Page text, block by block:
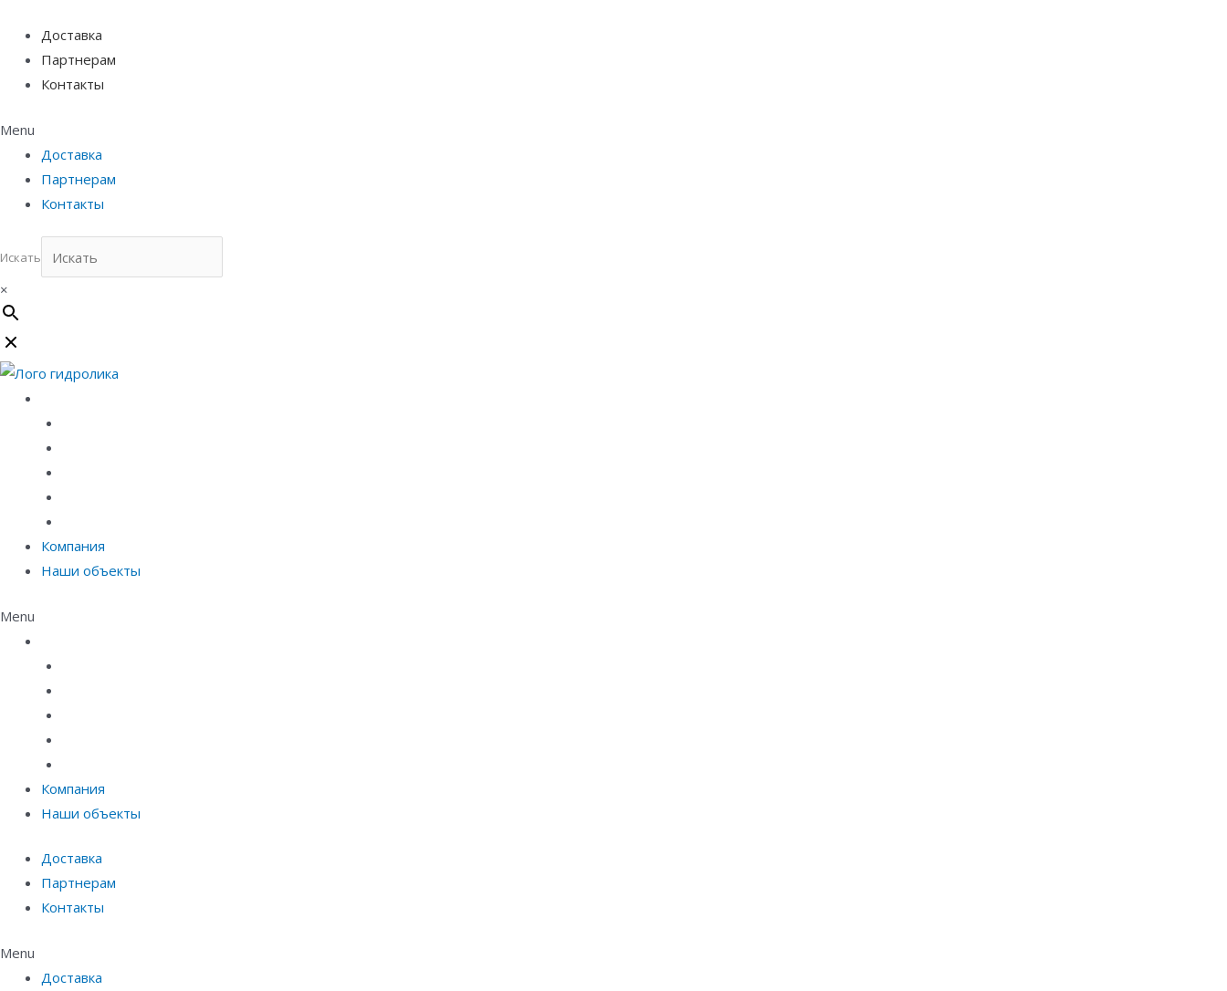
Доставка
Партнерам
Контакты
Menu
Доставка
Партнерам
Контакты
Искать
×
Компания
Наши объекты
Menu
Компания
Наши объекты
Доставка
Партнерам
Контакты
Menu
Доставка